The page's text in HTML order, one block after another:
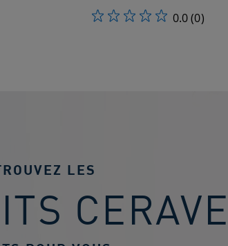
0.0(0)
LES
CERAVE